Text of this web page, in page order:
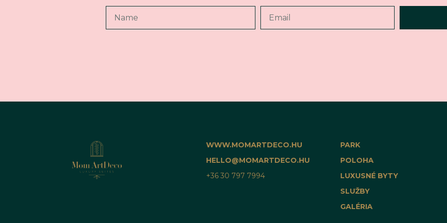
WWW.MOMARTDECO.HU
HELLO@MOMARTDECO.HU
+36 30 797 7994
PARK
POLOHA
LUXUSNÉ BYTY
SLUŽBY
GALÉRIA